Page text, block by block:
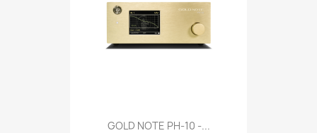
GOLD NOTE PH-10 -...